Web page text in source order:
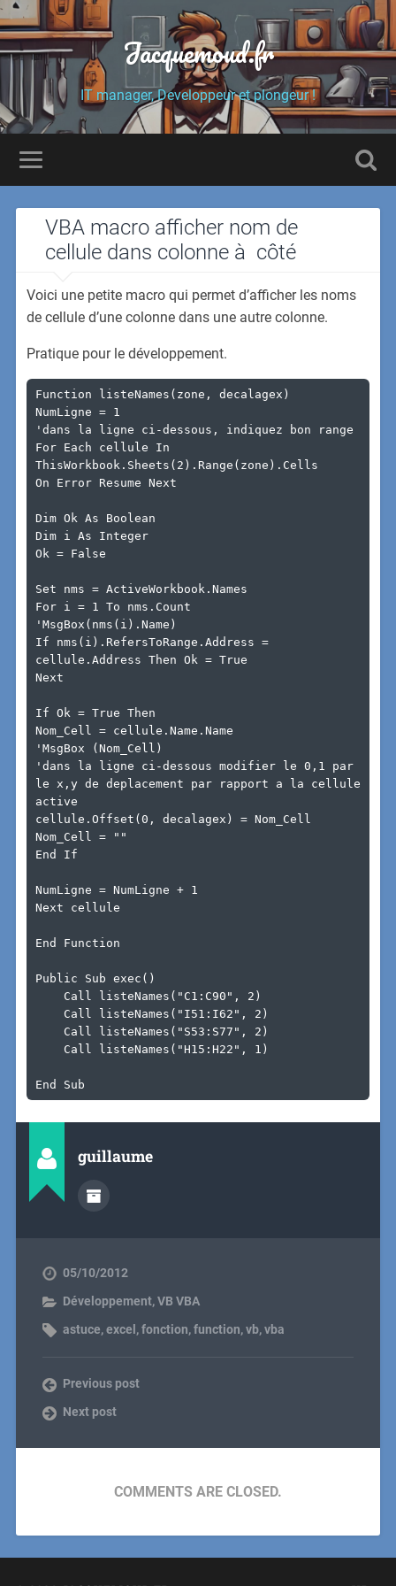
Jacquemoud.fr
IT manager, Developpeur et plongeur !
VBA macro afficher nom de
cellule dans colonne à côté
Voici une petite macro qui permet d’afficher les noms
de cellule d’une colonne dans une autre colonne.
Pratique pour le développement.
Function listeNames(zone, decalagex)
NumLigne = 1
'dans la ligne ci-dessous, indiquez bon range
For Each cellule In
ThisWorkbook.Sheets(2).Range(zone).Cells
On Error Resume Next
Dim Ok As Boolean
Dim i As Integer
Ok = False
Set nms = ActiveWorkbook.Names
For i = 1 To nms.Count
'MsgBox(nms(i).Name)
If nms(i).RefersToRange.Address =
cellule.Address Then Ok = True
Next
If Ok = True Then
Nom_Cell = cellule.Name.Name
'MsgBox (Nom_Cell)
'dans la ligne ci-dessous modifier le 0,1 par
le x,y de deplacement par rapport a la cellule
active
cellule.Offset(0, decalagex) = Nom_Cell
Nom_Cell = ""
End If
NumLigne = NumLigne + 1
Next cellule
End Function
Public Sub exec()
End Sub
guillaume
05/10/2012
Développement,VB VBA
astuce,excel ,fonction,function,vb,vba
Previous post
Next post
COMMENTS ARE CLOSED.